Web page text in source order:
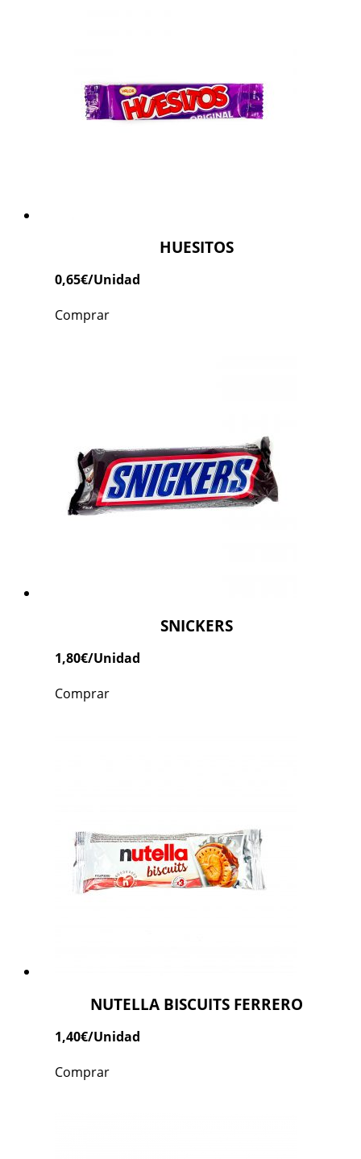
HUESITOS
0,65€/Unidad
Comprar
SNICKERS
1,80€/Unidad
Comprar
NUTELLA BISCUITS FERRERO
1,40€/Unidad
Comprar